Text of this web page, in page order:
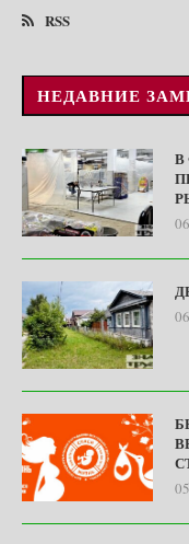
RSS
НЕДАВНИЕ
В